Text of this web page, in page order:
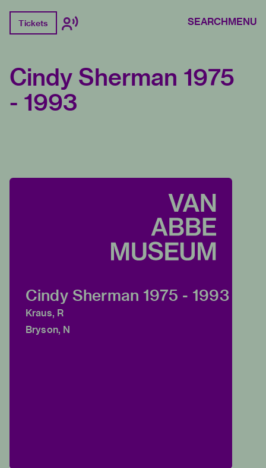
Tickets SEARCHMENU
Cindy Sherman 1975
- 1993
Cindy Sherman 1975 - 1993
Kraus, R
Bryson, N